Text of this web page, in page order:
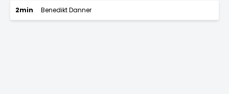
2min Benedikt Danner